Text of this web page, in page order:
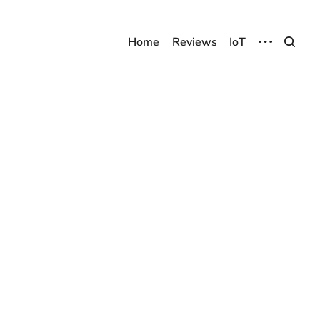
Home Reviews IoT